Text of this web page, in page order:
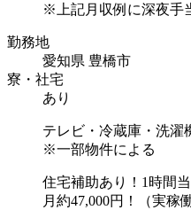
※上記月収例に深夜手
勤務地
愛知県 豊橋市
寮・社宅
あり
テレビ・冷蔵庫・洗濯
※一部物件による
住宅補助あり！1時間当
月約47,000円！（実稼